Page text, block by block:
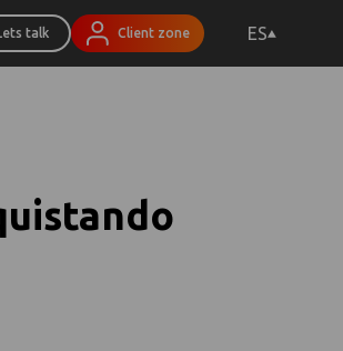
talk Client zone ES